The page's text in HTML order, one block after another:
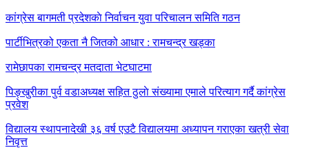
कांग्रेस बागमती प्रदेशकाे निर्वाचन युवा परिचालन समिति गठन
पार्टीभित्रको एकता नै जितको आधार : रामचन्द्र खड्का
रामेछापका रामचन्द्र मतदाता भेटघाटमा
पिङ्खुरीका पुर्व वडाअध्यक्ष सहित ठुलाे संख्यामा एमाले परित्याग गर्दै कांग्रेस
प्रवेश
विद्यालय स्थापनादेखी ३६ वर्ष एउटै विद्यालयमा अध्यापन गराएका खत्री सेवा
निवृत्त